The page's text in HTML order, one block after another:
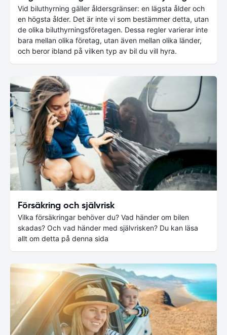
Vid biluthyrning gäller åldersgränser: en lägsta ålder och
en högsta ålder. Det är inte vi som bestämmer detta, utan
de olika biluthyrningsföretagen. Dessa regler varierar inte
bara mellan olika företag, utan även mellan olika länder,
och beror ibland på vilken typ av bil du vill hyra.
Försäkring och självrisk
Vilka försäkringar behöver du? Vad händer om bilen
skadas? Och vad händer med självrisken? Du kan läsa
allt om detta på denna sida